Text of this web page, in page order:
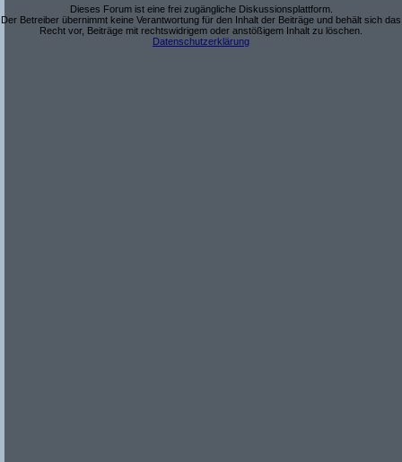
Dieses Forum ist eine frei zugängliche Diskussionsplattform.
Der Betreiber übernimmt keine Verantwortung für den Inhalt der Beiträge und behält sich das
Recht vor, Beiträge mit rechtswidrigem oder anstößigem Inhalt zu löschen.
Datenschutzerklärung